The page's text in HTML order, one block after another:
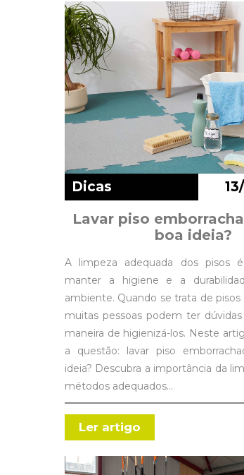
Lavar piso
boa ideia?
Dicas
A limpeza adequada dos pisos
manter a higiene e a
ambiente. Quando se trata de pisos
muitas pessoas podem ter
maneira de higienizá-los. Neste
a questão: lavar piso
ideia? Descubra a importância da
métodos adequados…
Ler artigo